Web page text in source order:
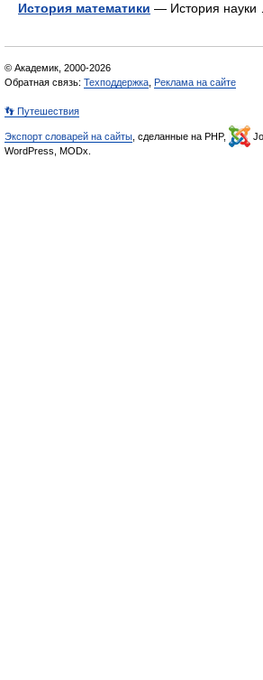
История математики — История
© Академик, 2000-2026
Обратная связь: Техподдержка Реклама на сайте
👣 Путешествия
Экспорт словарей на сайты , сделанные на PHP,
WordPress, MODx.